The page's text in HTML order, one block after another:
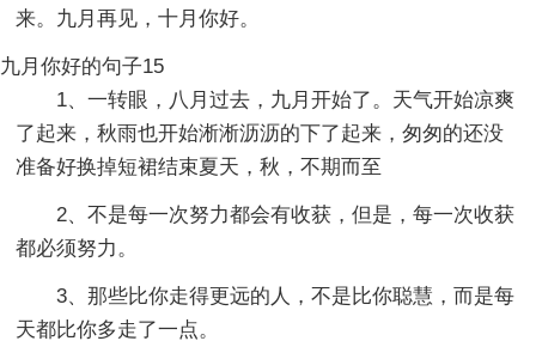
来。九月再见，十月你好。
九月你好的句子15
1、一转眼，八月过去，九月开始了。天气开始凉爽
了起来，秋雨也开始淅淅沥沥的下了起来，匆匆的还没
准备好换掉短裙结束夏天，秋，不期而至
2、不是每一次努力都会有收获，但是，每一次收获
都必须努力。
3、那些比你走得更远的人，不是比你聪慧，而是每
天都比你多走了一点。